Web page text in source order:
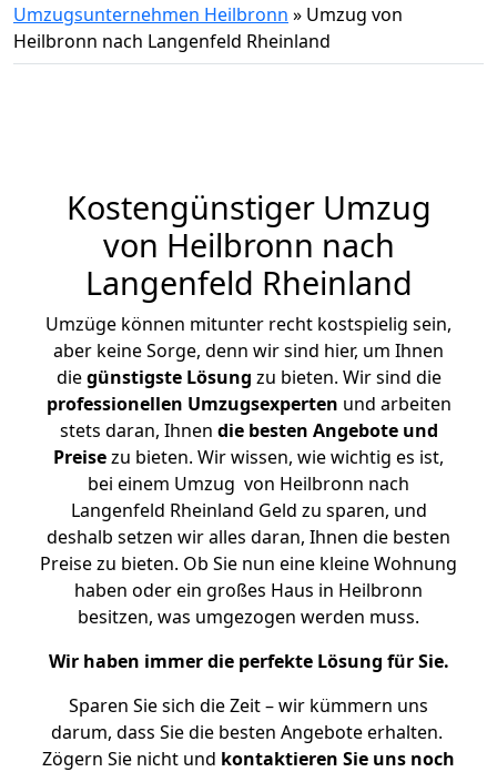
Umzugsunternehmen Heilbronn » Umzug von
Heilbronn nach Langenfeld Rheinland
Kostengünstiger Umzug
von Heilbronn nach
Langenfeld Rheinland
Umzüge können mitunter recht kostspielig sein,
aber keine Sorge, denn wir sind hier, um Ihnen
diegünstigste Lösung zu bieten. Wir sind die
professionellen Umzugsexperten und arbeiten
stets daran, Ihnen die besten Angebote und
Preisezu bieten. Wir wissen, wie wichtig es ist,
bei einem Umzug von Heilbronn nach
Langenfeld Rheinland Geld zu sparen, und
deshalb setzen wir alles daran, Ihnen die besten
Preise zu bieten. Ob Sie nun eine kleine Wohnung
haben oder ein großes Haus in Heilbronn
besitzen, was umgezogen werden muss.
Wir haben immer die perfekte Lösung für Sie.
Sparen Sie sich die Zeit – wir kümmern uns
darum, dass Sie die besten Angebote erhalten.
Zögern Sie nicht und kontaktieren Sie uns noch